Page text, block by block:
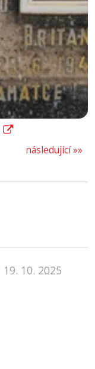
následující »»
10. 2025